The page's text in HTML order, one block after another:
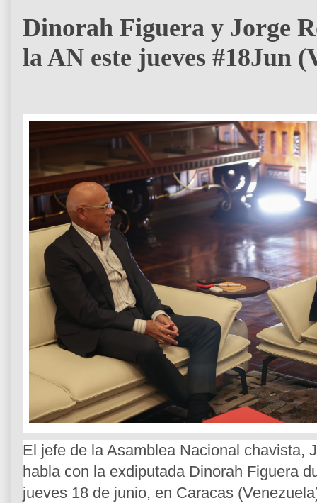
Dinorah Figuera y Jorge
la AN este jueves #18Jun
El jefe de la Asamblea Nacional chavista,
habla con la exdiputada Dinorah Figuera
jueves 18 de junio, en Caracas